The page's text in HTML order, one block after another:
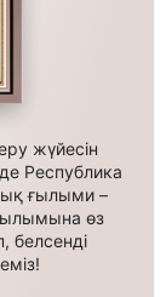
жүйесін
Республика
ғылыми –
өз
белсенді